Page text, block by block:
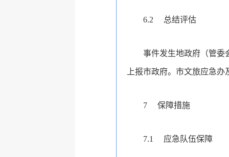
6.2 总结评估
事件发生地政府（管委
上报市政府。市文旅应急
7 保障措施
7.1 应急队伍保障